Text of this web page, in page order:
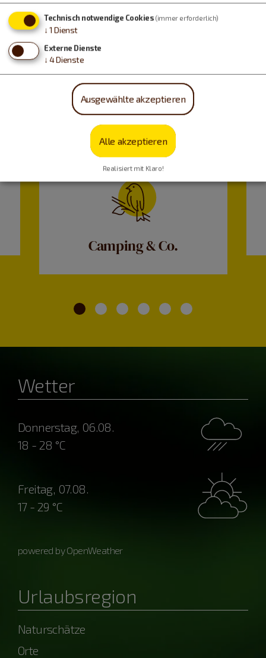
Camping & Co.
Wetter
Donnerstag, 06.08.
18 - 28 °C
Freitag, 07.08.
17 - 29 °C
powered by OpenWeather
Urlaubsregion
Naturschätze
Orte
Technisch notwendige Cookies (immer erforderlich)
↓ 1 Dienst
Externe Dienste
↓ 4Dienste
Ausgewählte akzeptieren
Alle akzeptieren
Realisiert mit Klaro!